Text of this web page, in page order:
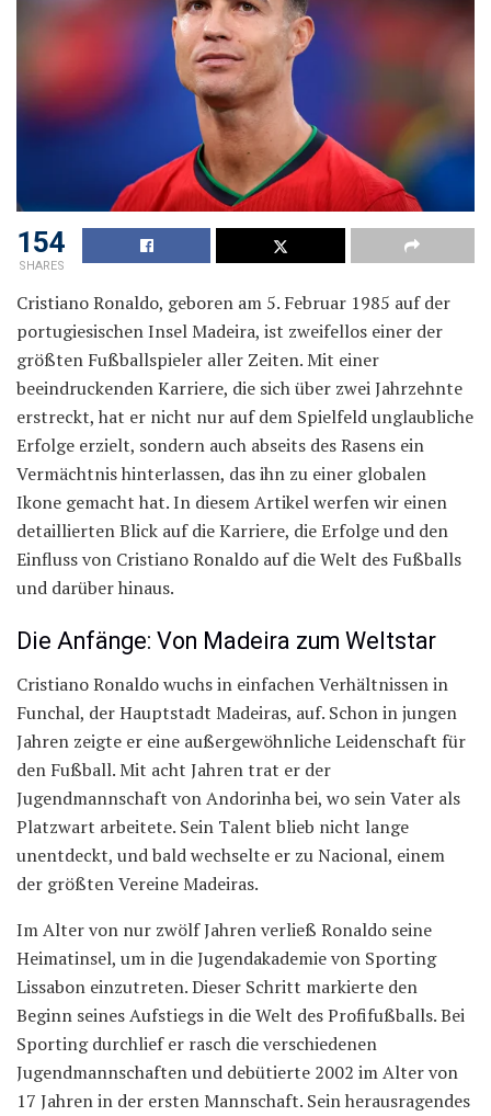
154
SHARES
Cristiano Ronaldo, geboren am 5. Februar 1985 auf der
portugiesischen Insel Madeira, ist zweifellos einer der
größten Fußballspieler aller Zeiten. Mit einer
beeindruckenden Karriere, die sich über zwei Jahrzehnte
erstreckt, hat er nicht nur auf dem Spielfeld unglaubliche
Erfolge erzielt, sondern auch abseits des Rasens ein
Vermächtnis hinterlassen, das ihn zu einer globalen
Ikone gemacht hat. In diesem Artikel werfen wir einen
detaillierten Blick auf die Karriere, die Erfolge und den
Einfluss von Cristiano Ronaldo auf die Welt des Fußballs
und darüber hinaus.
Die Anfänge: Von Madeira zum Weltstar
Cristiano Ronaldo wuchs in einfachen Verhältnissen in
Funchal, der Hauptstadt Madeiras, auf. Schon in jungen
Jahren zeigte er eine außergewöhnliche Leidenschaft für
den Fußball. Mit acht Jahren trat er der
Jugendmannschaft von Andorinha bei, wo sein Vater als
Platzwart arbeitete. Sein Talent blieb nicht lange
unentdeckt, und bald wechselte er zu Nacional, einem
der größten Vereine Madeiras.
Im Alter von nur zwölf Jahren verließ Ronaldo seine
Heimatinsel, um in die Jugendakademie von Sporting
Lissabon einzutreten. Dieser Schritt markierte den
Beginn seines Aufstiegs in die Welt des Profifußballs. Bei
Sporting durchlief er rasch die verschiedenen
Jugendmannschaften und debütierte 2002 im Alter von
17 Jahren in der ersten Mannschaft. Sein herausragendes